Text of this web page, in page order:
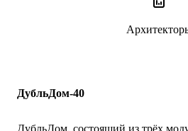
ДубльДом-40
ДубльДом, состоящий из трёх